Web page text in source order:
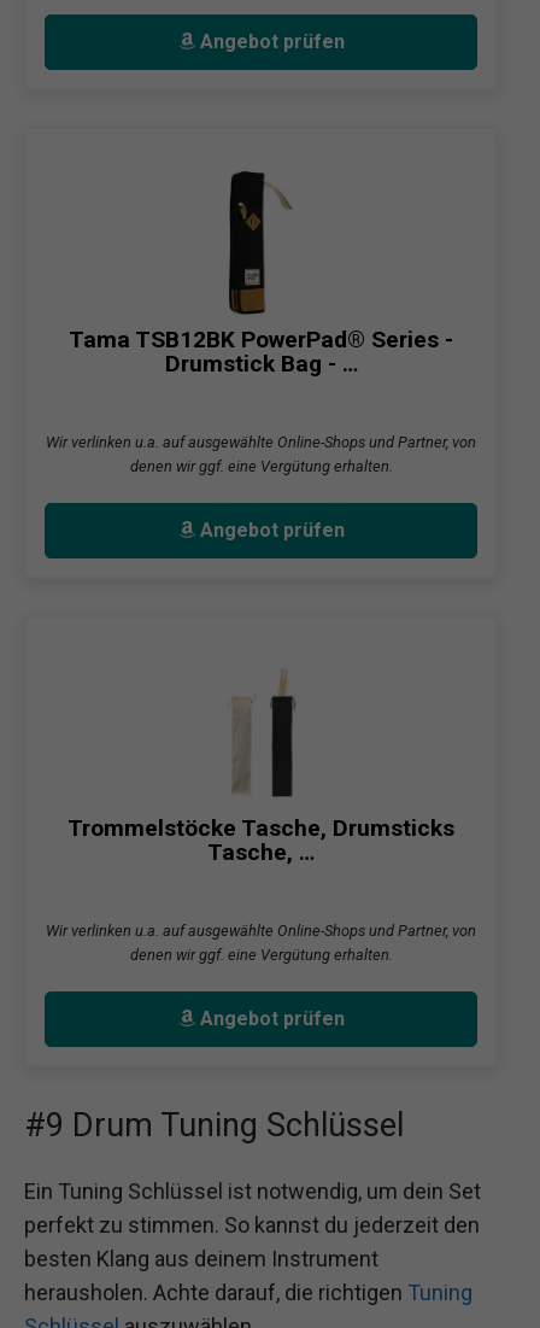
Angebot prüfen
Tama TSB12BK PowerPad® Series -
Drumstick Bag - …
Wir verlinken u.a. auf ausgewählte Online-Shops und Partner, von
denen wir ggf. eine Vergütung erhalten.
Angebot prüfen
Trommelstöcke Tasche, Drumsticks
Tasche, …
Wir verlinken u.a. auf ausgewählte Online-Shops und Partner, von
denen wir ggf. eine Vergütung erhalten.
Angebot prüfen
#9 Drum Tuning Schlüssel
Ein Tuning Schlüssel ist notwendig, um dein Set
perfekt zu stimmen. So kannst du jederzeit den
besten Klang aus deinem Instrument
herausholen. Achte darauf, die richtigen Tuning